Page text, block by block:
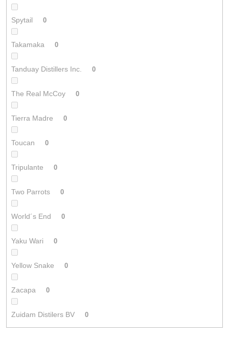
Spytail 0
Takamaka 0
Tanduay Distillers Inc. 0
The Real McCoy 0
Tierra Madre 0
Toucan 0
Tripulante 0
Two Parrots 0
World´s End 0
Yaku Wari 0
Yellow Snake 0
Zacapa 0
Zuidam Distilers BV 0